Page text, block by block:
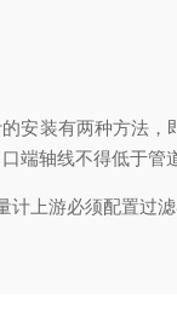
装有两种方法，即
端轴线不得低于管
上游必须配置过滤